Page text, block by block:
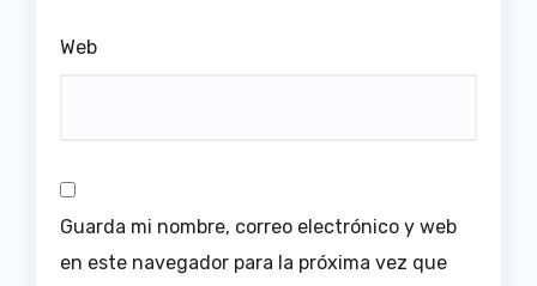
Web
Guarda mi nombre, correo electrónico y web
en este navegador para la próxima vez que